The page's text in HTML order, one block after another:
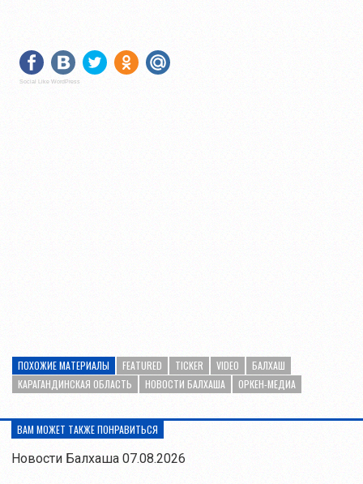
Social Like WordPress
ПОХОЖИЕ МАТЕРИАЛЫ FEATURED TICKER VIDEO
БАЛХАШ
КАРАГАНДИНСКАЯ ОБЛАСТЬ
НОВОСТИ БАЛХАША ОРКЕН-МЕДИА
ВАМ МОЖЕТ ТАКЖЕ ПОНРАВИТЬСЯ
Новости Балхаша 07.08.2026